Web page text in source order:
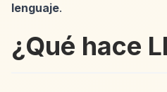
lenguaje.
¿Qué hace